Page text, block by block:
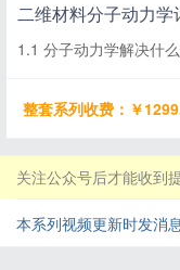
二维材料分子动力学
1.1 分子动力学解决什
整套系列收费：￥
关注公众号后才能收到
本系列视频更新时发消